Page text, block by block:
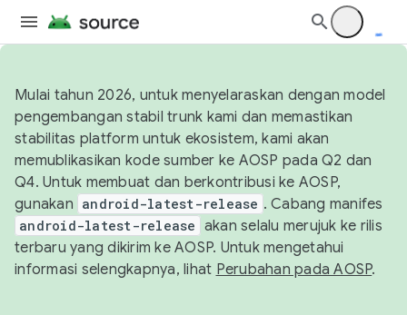
Mulai tahun 2026, untuk menyelaraskan dengan model
pengembangan stabil trunk kami dan memastikan
stabilitas platform untuk ekosistem, kami akan
memublikasikan kode sumber ke AOSP pada Q2 dan
Q4. Untuk membuat dan berkontribusi ke AOSP,
gunakan android-latest-release . Cabang manifes
android-latest-release akan selalu merujuk ke rilis
terbaru yang dikirim ke AOSP. Untuk mengetahui
informasi selengkapnya, lihat Perubahan pada AOSP.